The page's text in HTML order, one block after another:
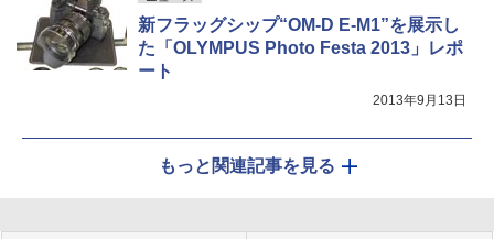
新フラッグシップ“OM-D E-M1”を展示し
た「OLYMPUS Photo Festa 2013」レポ
ート
2013年9月13日
もっと関連記事を見る